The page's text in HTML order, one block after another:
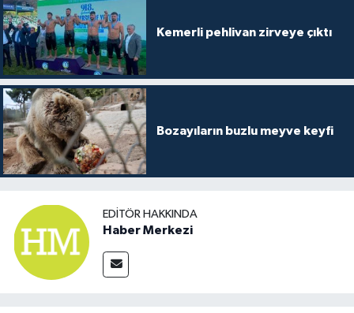
Kemerli pehlivan zirveye çıktı
Bozayıların buzlu meyve keyfi
EDITÖR HAKKINDA
Haber Merkezi